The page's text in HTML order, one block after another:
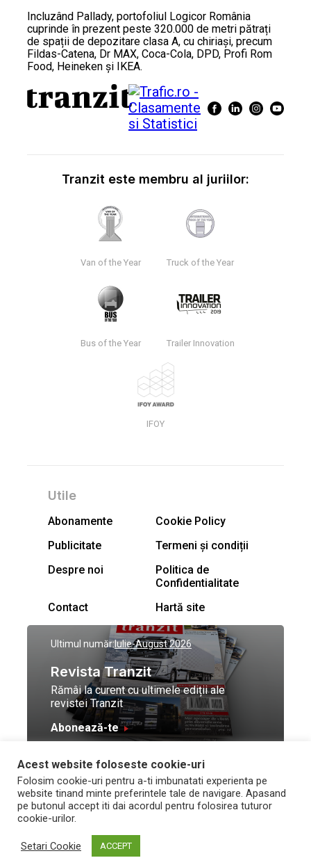
Incluzând Pallady, portofoliul Logicor România
cuprinde în prezent peste 320.000 de metri pătrați
de spații de depozitare clasa A, cu chiriași, precum
Fildas-Catena, Dr MAX, Coca-Cola, DPD, Profi Rom
Food, Heineken și IKEA.
Tranzit este membru al juriilor:
Van of the Year Truck of the Year
Bus of the Year Trailer Innovation
IFOY
Utile
Abonamente
Cookie Policy
Publicitate
Termeni și condiții
Despre noi
Politica de
Confidentialitate
Contact
Hartă site
Ultimul număr:Iulie-August 2026
Revista Tranzit
Rămâi la curent cu ultimele ediții ale
revistei Tranzit
Abonează-te
© Toate drepturile
rezervate Trafic Media
2026
Design by
and development byNeo
Vision Technologies
Acest website foloseste cookie-uri
Folosim cookie-uri pentru a-ti imbunatati experienta pe
website tinand minte preferintele tale de navigare. Apasand
pe butonul accept iti dai acordul pentru folosirea tuturor
cookie-urilor.
Setari Cookie ACCEPT